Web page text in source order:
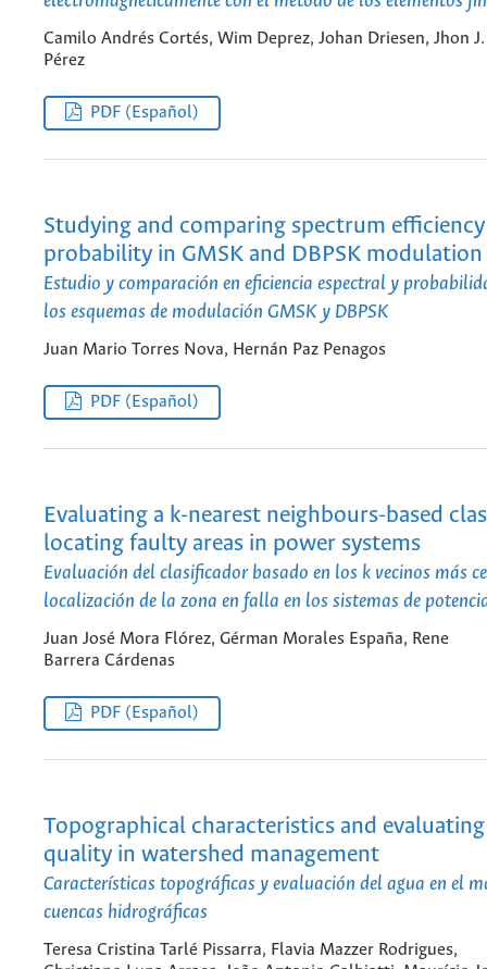
Camilo Andrés Cortés, Wim Deprez, Johan Driesen, Jhon J.
Pérez
PDF (Español)
Studying and comparing spectrum
probability in GMSK and DBPSK modulation
Estudio y comparación en eficiencia espectral y
los esquemas de modulación GMSK y DBPSK
Juan Mario Torres Nova, Hernán Paz Penagos
PDF (Español)
Evaluating a k-nearest neighbours-based
locating faulty areas in power systems
Evaluación del clasificador basado en los k vecinos más
localización de la zona en falla en los sistemas de
Juan José Mora Flórez, Gérman Morales España, Rene
Barrera Cárdenas
PDF (Español)
Topographical characteristics and
quality in watershed management
Características topográficas y evaluación del agua en el
cuencas hidrográficas
Teresa Cristina Tarlé Pissarra, Flavia Mazzer Rodrigues,